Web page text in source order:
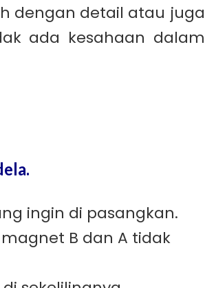
dengan detail atau juga
ada kesahaan dalam
ingin di pasangkan.
B dan A tidak